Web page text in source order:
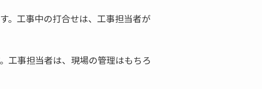
。工事中の打合せは、工事担当者が
工事担当者は、現場の管理はもちろ